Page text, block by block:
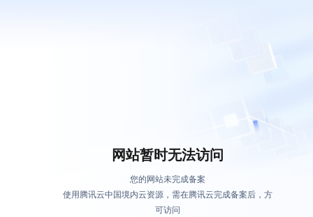
网站暂时无法访问
您的网站未完成备案
使用腾讯云中国境内云资源，需在腾讯云完成备案后，方
可访问